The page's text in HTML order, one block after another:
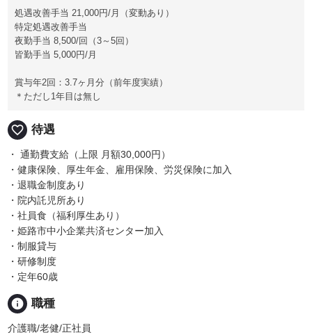
処遇改善手当 21,000円/月（変動あり）
特定処遇改善手当
夜勤手当 8,500/回（3～5回）
皆勤手当 5,000円/月
賞与年2回：3.7ヶ月分（前年度実績）
＊ただし1年目は無し
favorite_border 待遇
・ 通勤費支給（上限 月額30,000円）
・健康保険、厚生年金、雇用保険、労災保険に加入
・退職金制度あり
・院内託児所あり
・社員食（福利厚生あり）
・姫路市中小企業共済センター加入
・制服貸与
・研修制度
・定年60歳
info 職種
介護職/老健/正社員